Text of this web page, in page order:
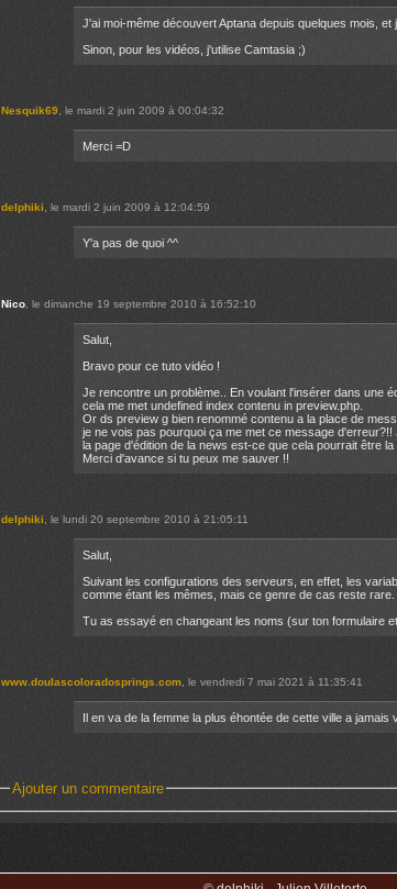
J'ai moi-même découvert Aptana depuis quelques mois,
Sinon, pour les vidéos, j'utilise Camtasia ;)
Nesquik69 , le mardi 2 juin 2009 à 00:04:32
Merci =D
delphiki , le mardi 2 juin 2009 à 12:04:59
Y'a pas de quoi ^^
Nico , le dimanche 19 septembre 2010 à 16:52:10
Salut,
Bravo pour ce tuto vidéo !
Je rencontre un problème.. En voulant l'insérer dans une
cela me met undefined index contenu in preview.php.
Or ds preview g bien renommé contenu a la place de
je ne vois pas pourquoi ça me met ce message
la page d'édition de la news est-ce que cela pourrait être
Merci d'avance si tu peux me sauver !!
delphiki , le lundi 20 septembre 2010 à 21:05:11
Salut,
Suivant les configurations des serveurs, en effet, les
comme étant les mêmes, mais ce genre de cas reste rare.
Tu as essayé en changeant les noms (sur ton formulaire
www.doulascoloradosprings.com , le vendredi 7 mai 2021 à 11:35:41
Il en va de la femme la plus éhontée de cette ville a jamais
Ajouter un commentaire